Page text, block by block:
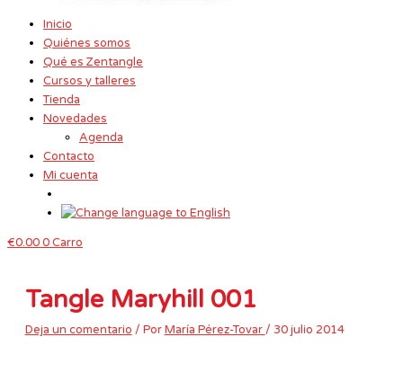
Inicio
Quiénes somos
Qué es Zentangle
Cursos y talleres
Tienda
Novedades
Agenda
Contacto
Mi cuenta
€0.000Carro
Tangle Maryhill 001
Deja un comentario / PorMaría Pérez-Tovar / 30 julio 2014